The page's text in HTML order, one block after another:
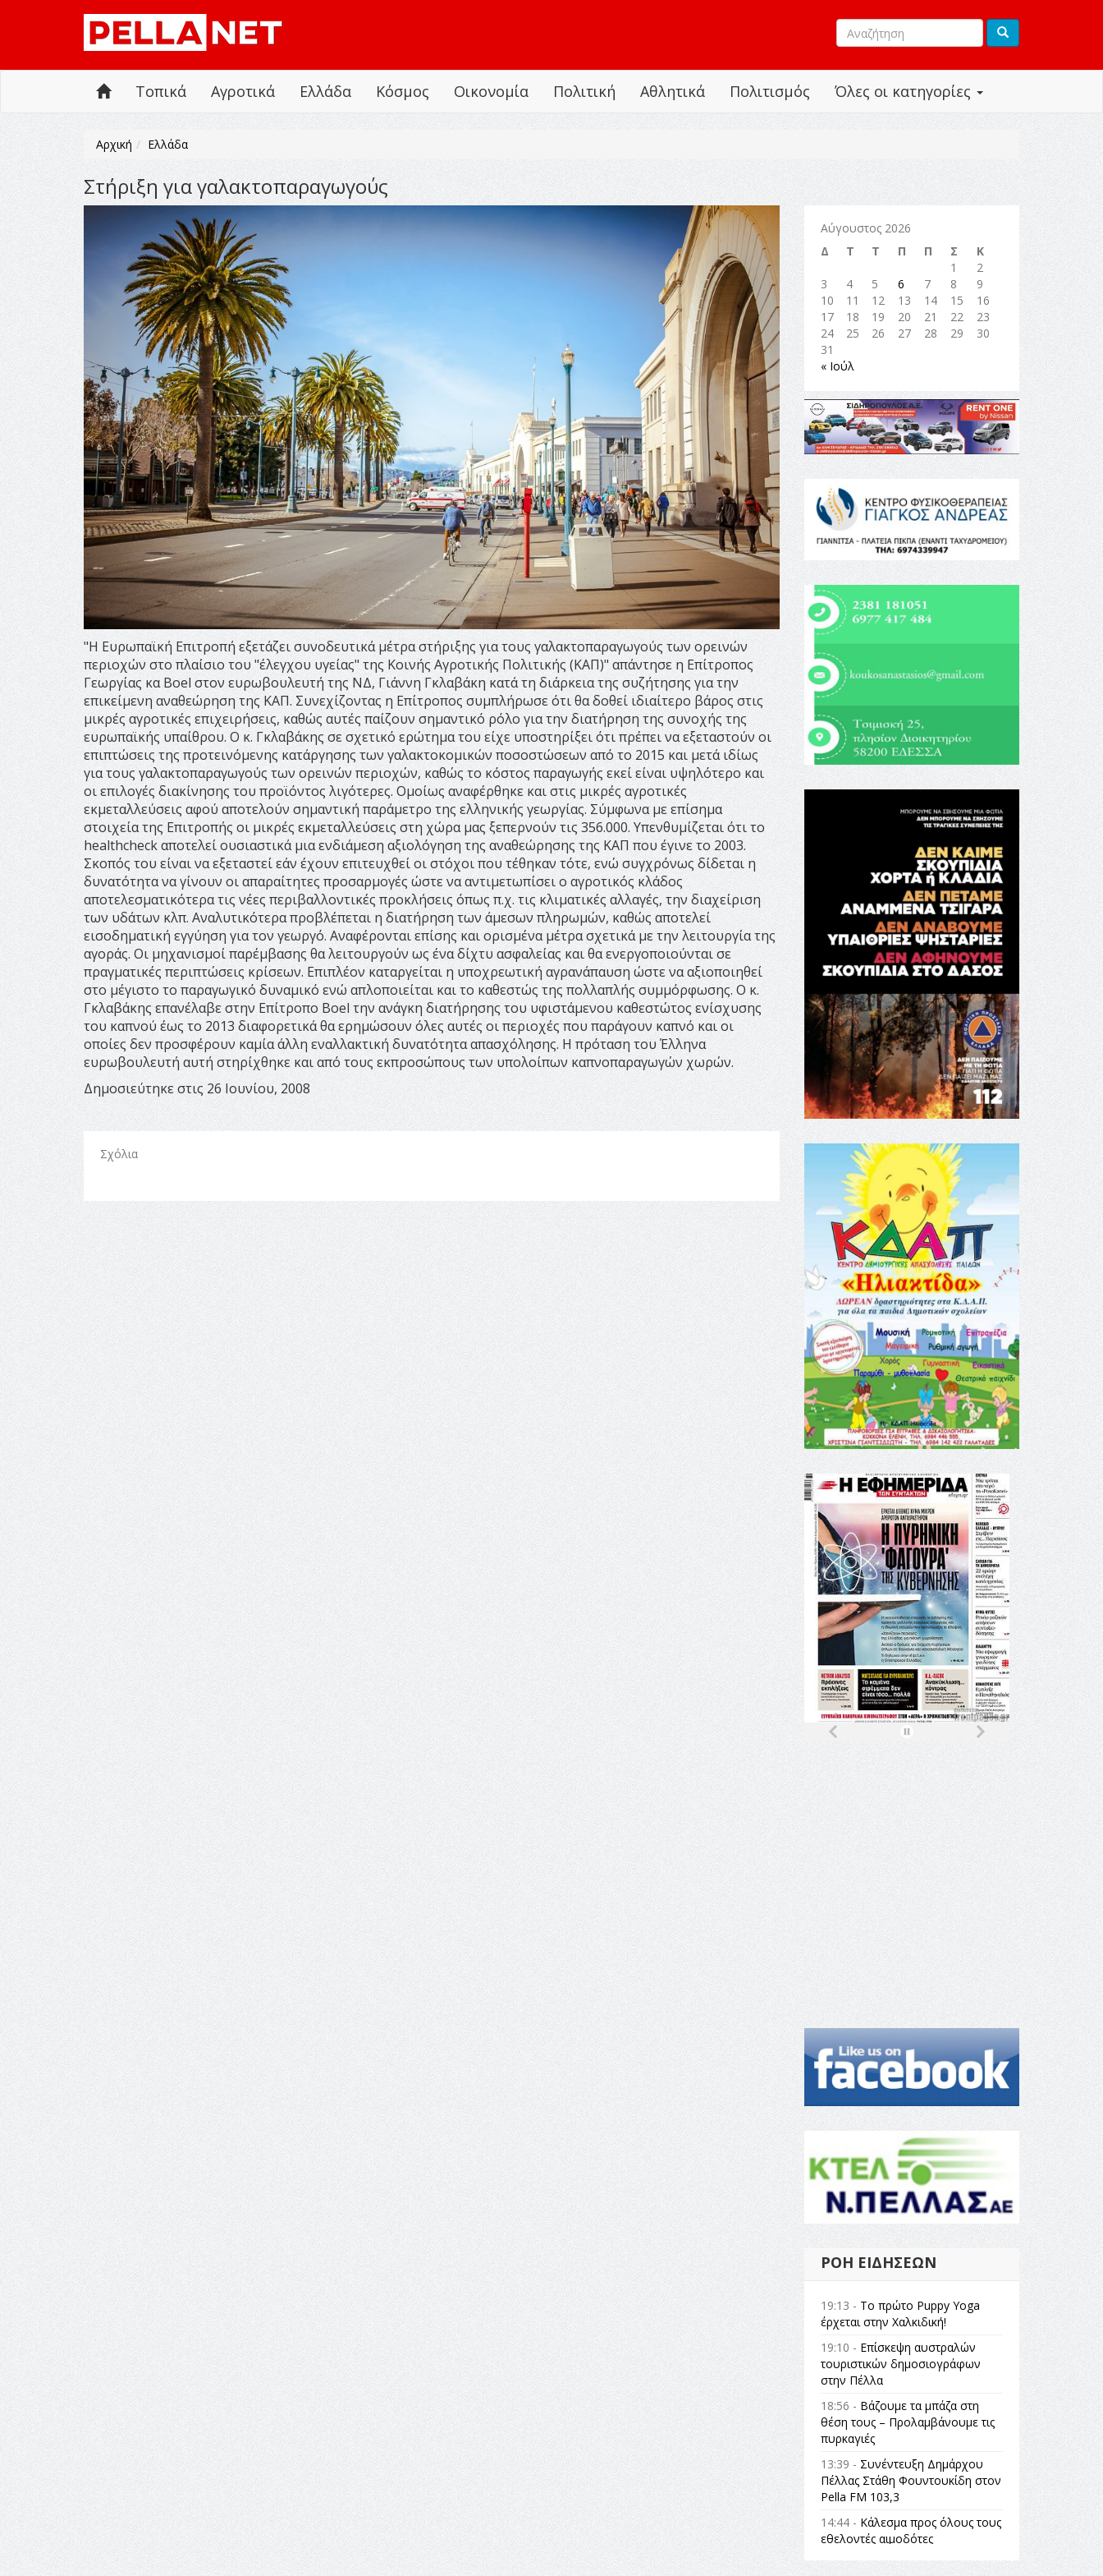
Όλες οι κατηγορίες
Τοπικά Αγροτικά Ελλάδα Κόσμος Οικονομία Πολιτική Αθλητικά Πολιτισμός
Αρχική Ελλάδα
Στήριξη για γαλακτοπαραγωγούς
"H Ευρωπαϊκή Επιτροπή εξετάζει συνοδευτικά μέτρα στήριξης για τους γαλακτοπαραγωγούς των ορεινών
περιοχών στο πλαίσιο του "έλεγχου υγείας" της Kοινής Αγροτικής Πολιτικής (KAΠ)" απάντησε η Επίτροπος
Γεωργίας κα Boel στον ευρωβουλευτή της NΔ, Γιάννη Γκλαβάκη κατά τη διάρκεια της συζήτησης για την
επικείμενη αναθεώρηση της KAΠ. Συνεχίζοντας η Επίτροπος συμπλήρωσε ότι θα δοθεί ιδιαίτερο βάρος στις
μικρές αγροτικές επιχειρήσεις, καθώς αυτές παίζουν σημαντικό ρόλο για την διατήρηση της συνοχής της
ευρωπαϊκής υπαίθρου. O κ. Γκλαβάκης σε σχετικό ερώτημα του είχε υποστηρίξει ότι πρέπει να εξεταστούν οι
επιπτώσεις της προτεινόμενης κατάργησης των γαλακτοκομικών ποσοστώσεων από το 2015 και μετά ιδίως
για τους γαλακτοπαραγωγούς των ορεινών περιοχών, καθώς το κόστος παραγωγής εκεί είναι υψηλότερο και
οι επιλογές διακίνησης του προϊόντος λιγότερες. Ομοίως αναφέρθηκε και στις μικρές αγροτικές
εκμεταλλεύσεις αφού αποτελούν σημαντική παράμετρο της ελληνικής γεωργίας. Σύμφωνα με επίσημα
στοιχεία της Επιτροπής οι μικρές εκμεταλλεύσεις στη χώρα μας ξεπερνούν τις 356.000. Υπενθυμίζεται ότι το
healthcheck αποτελεί ουσιαστικά μια ενδιάμεση αξιολόγηση της αναθεώρησης της ΚΑΠ που έγινε το 2003.
Σκοπός του είναι να εξεταστεί εάν έχουν επιτευχθεί οι στόχοι που τέθηκαν τότε, ενώ συγχρόνως δίδεται η
δυνατότητα να γίνουν οι απαραίτητες προσαρμογές ώστε να αντιμετωπίσει ο αγροτικός κλάδος
αποτελεσματικότερα τις νέες περιβαλλοντικές προκλήσεις όπως π.χ. τις κλιματικές αλλαγές, την διαχείριση
των υδάτων κλπ. Αναλυτικότερα προβλέπεται η διατήρηση των άμεσων πληρωμών, καθώς αποτελεί
εισοδηματική εγγύηση για τον γεωργό. Αναφέρονται επίσης και ορισμένα μέτρα σχετικά με την λειτουργία της
αγοράς. Οι μηχανισμοί παρέμβασης θα λειτουργούν ως ένα δίχτυ ασφαλείας και θα ενεργοποιούνται σε
πραγματικές περιπτώσεις κρίσεων. Επιπλέον καταργείται η υποχρεωτική αγρανάπαυση ώστε να αξιοποιηθεί
στο μέγιστο το παραγωγικό δυναμικό ενώ απλοποιείται και το καθεστώς της πολλαπλής συμμόρφωσης. O κ.
Γκλαβάκης επανέλαβε στην Επίτροπο Boel την ανάγκη διατήρησης του υφιστάμενου καθεστώτος ενίσχυσης
του καπνού έως το 2013 διαφορετικά θα ερημώσουν όλες αυτές οι περιοχές που παράγουν καπνό και οι
οποίες δεν προσφέρουν καμία άλλη εναλλακτική δυνατότητα απασχόλησης. H πρόταση του Έλληνα
ευρωβουλευτή αυτή στηρίχθηκε και από τους εκπροσώπους των υπολοίπων καπνοπαραγωγών χωρών.
Δημοσιεύτηκε στις 26 Ιουνίου, 2008
Σχόλια
Αύγουστος 2026
Δ
Τ Τ Π Π Σ
Κ
1
2
3
4 5 6 7 8
9
10
11 12 13 14 15
16
17
18 19 20 21 22
23
24
25 26 27 28 29
30
31
« Ιούλ
ΡΟΉ ΕΙΔΉΣΕΩΝ
19:13 - Το πρώτο Puppy Yoga
έρχεται στην Χαλκιδική!
19:10 - Επίσκεψη αυστραλών
τουριστικών δημοσιογράφων
στην Πέλλα
18:56 - Βάζουμε τα μπάζα στη
θέση τους – Προλαμβάνουμε τις
πυρκαγιές
13:39 - Συνέντευξη Δημάρχου
Πέλλας Στάθη Φουντουκίδη στον
Pella FM 103,3
14:44 - Κάλεσμα προς όλους τους
εθελοντές αιμοδότες
14:23 -Όλη η Ελλάδα ένας